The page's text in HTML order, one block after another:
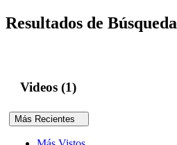
Resultados de Búsqueda
Videos (1)
Más Recientes